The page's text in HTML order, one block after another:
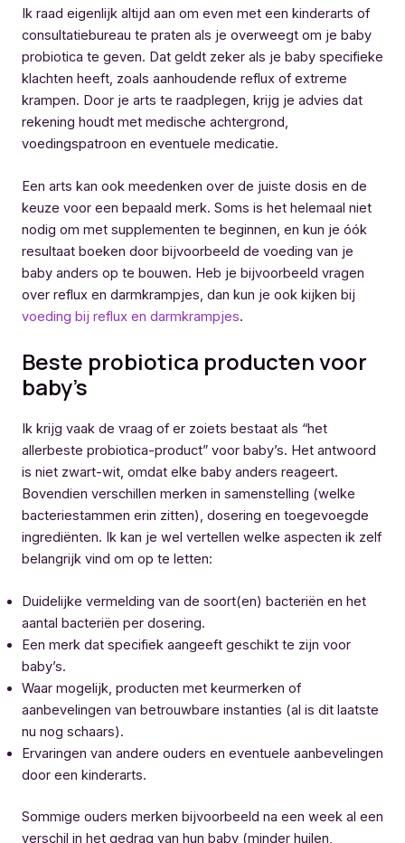
Ik raad eigenlijk altijd aan om even met een kinderarts of
consultatiebureau te praten als je overweegt om je baby
probiotica te geven. Dat geldt zeker als je baby specifieke
klachten heeft, zoals aanhoudende reflux of extreme
krampen. Door je arts te raadplegen, krijg je advies dat
rekening houdt met medische achtergrond,
voedingspatroon en eventuele medicatie.
Een arts kan ook meedenken over de juiste dosis en de
keuze voor een bepaald merk. Soms is het helemaal niet
nodig om met supplementen te beginnen, en kun je óók
resultaat boeken door bijvoorbeeld de voeding van je
baby anders op te bouwen. Heb je bijvoorbeeld vragen
over reflux en darmkrampjes, dan kun je ook kijken bij
voeding bij reflux en darmkrampjes.
Beste probiotica producten voor
baby’s
Ik krijg vaak de vraag of er zoiets bestaat als “het
allerbeste probiotica-product” voor baby’s. Het antwoord
is niet zwart-wit, omdat elke baby anders reageert.
Bovendien verschillen merken in samenstelling (welke
bacteriestammen erin zitten), dosering en toegevoegde
ingrediënten. Ik kan je wel vertellen welke aspecten ik zelf
belangrijk vind om op te letten:
Duidelijke vermelding van de soort(en) bacteriën en het
aantal bacteriën per dosering.
Een merk dat specifiek aangeeft geschikt te zijn voor
baby’s.
Waar mogelijk, producten met keurmerken of
aanbevelingen van betrouwbare instanties (al is dit laatste
nu nog schaars).
Ervaringen van andere ouders en eventuele aanbevelingen
door een kinderarts.
Sommige ouders merken bijvoorbeeld na een week al een
verschil in het gedrag van hun baby (minder huilen,